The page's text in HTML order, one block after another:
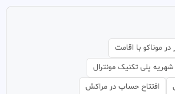
موناکو با اقامت
پلی تکنیک مونترال
افتتاح حساب در مراکش